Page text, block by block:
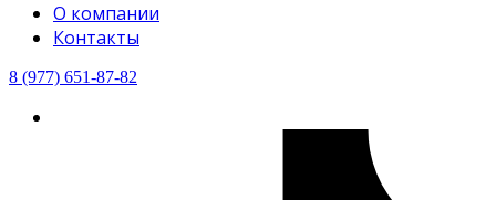
О компании
Контакты
8 (977) 651-87-82